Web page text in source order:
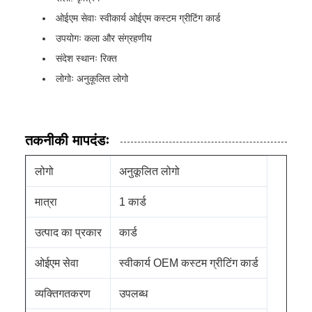
ओईएम सेवाः स्वीकार्य ओईएम कस्टम ग्रीटिंग कार्ड
उपयोगः कला और संग्रहणीय
संदेश स्थानः रिक्त
लोगोः अनुकूलित लोगो
तकनीकी मापदंडः
लोगो अनुकूलित लोगो
मात्रा 1 कार्ड
उत्पाद का प्रकार कार्ड
ओईएम सेवा स्वीकार्य OEM कस्टम ग्रीटिंग कार्ड
व्यक्तिगतकरण उपलब्ध